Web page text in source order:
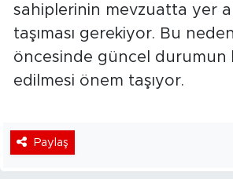
sahiplerinin mevzuatta yer
taşıması gerekiyor. Bu
öncesinde güncel durumun
edilmesi önem taşıyor.
Paylaş